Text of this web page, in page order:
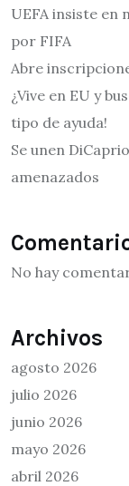
UEFA insiste en
por FIFA
Abre
¿Vive en EU y
tipo de ayuda!
Se unen
amenazados
No hay
Archivos
agosto 2026
julio 2026
junio 2026
mayo 2026
abril 2026